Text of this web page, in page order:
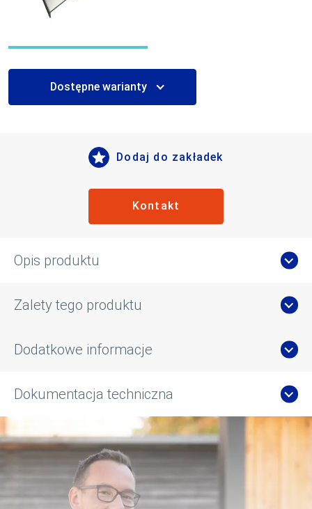
Dostępne warianty
Dodaj do zakładek
Kontakt
Opis produktu
Zalety tego produktu
Dodatkowe informacje
Dokumentacja techniczna